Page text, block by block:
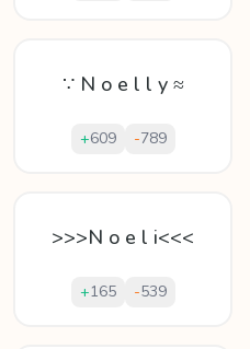
∵ N o e l l y ≈
+609 -789
>>>N o e l i<<<
+165 -539